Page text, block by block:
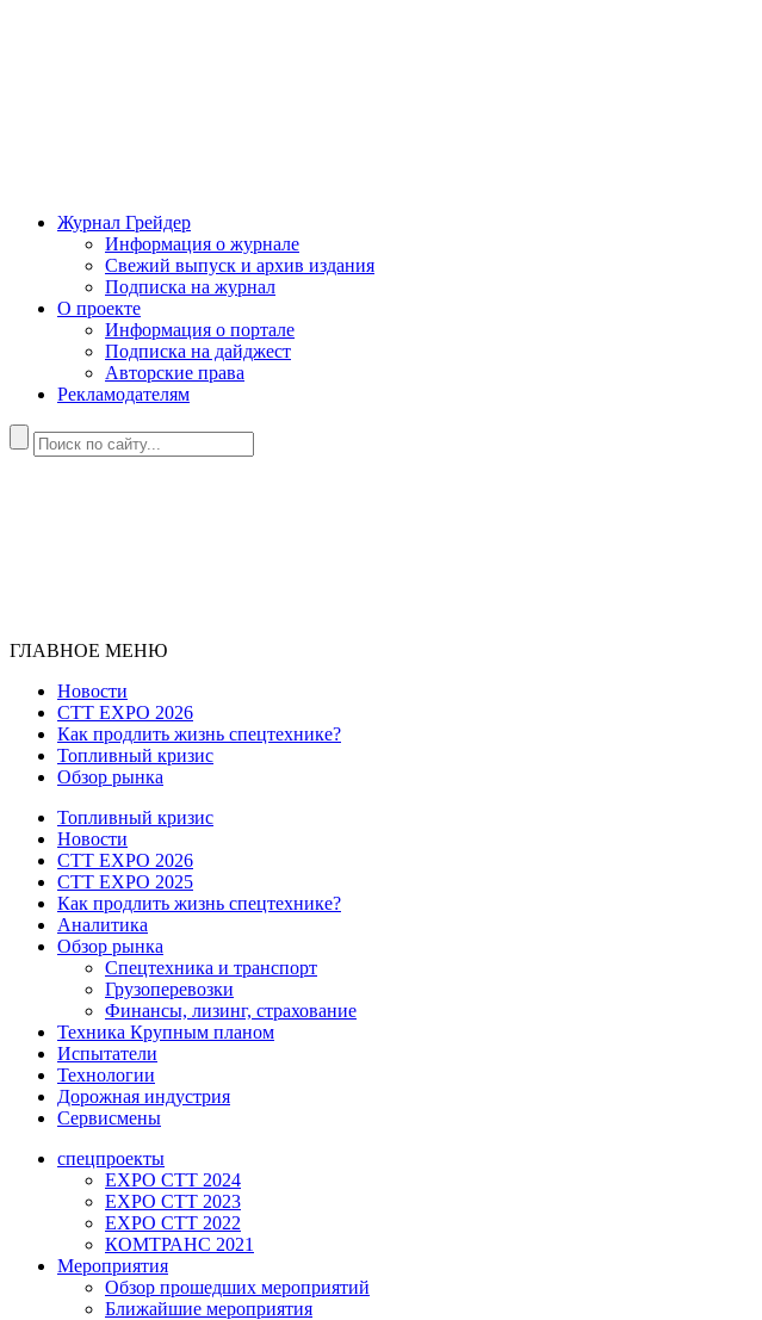
Журнал Грейдер
Информация о журнале
Свежий выпуск и архив издания
Подписка на журнал
О проекте
Информация о портале
Подписка на дайджест
Авторские права
Рекламодателям
ГЛАВНОЕ МЕНЮ
Новости
CTT EXPO 2026
Как продлить жизнь спецтехнике?
Топливный кризис
Обзор рынка
Топливный кризис
Новости
CTT EXPO 2026
CTT EXPO 2025
Как продлить жизнь спецтехнике?
Аналитика
Обзор рынка
Спецтехника и транспорт
Грузоперевозки
Финансы, лизинг, страхование
Техника Крупным планом
Испытатели
Технологии
Дорожная индустрия
Сервисмены
спецпроекты
EXPO CTT 2024
EXPO CTT 2023
EXPO CTT 2022
КОМТРАНС 2021
Мероприятия
Обзор прошедших мероприятий
Ближайшие мероприятия